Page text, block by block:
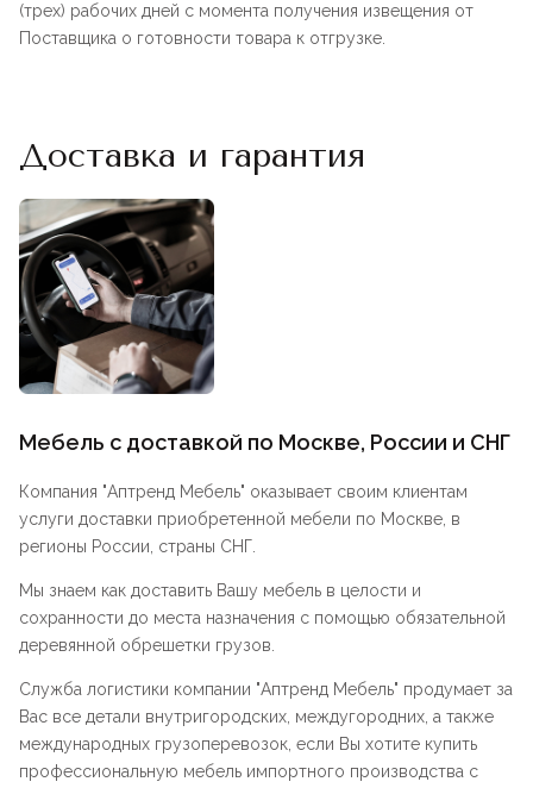
(трех) рабочих дней с момента получения извещения от
Поставщика о готовности товара к отгрузке.
Доставка и гарантия
Мебель с доставкой по Москве, России и СНГ
Компания "Аптренд Мебель" оказывает своим клиентам
услуги доставки приобретенной мебели по Москве, в
регионы России, страны СНГ.
Мы знаем как доставить Вашу мебель в целости и
сохранности до места назначения с помощью обязательной
деревянной обрешетки грузов.
Служба логистики компании "Аптренд Мебель" продумает за
Вас все детали внутригородских, междугородних, а также
международных грузоперевозок, если Вы хотите купить
профессиональную мебель импортного производства с